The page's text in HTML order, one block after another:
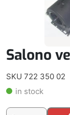
Salono
SKU 722 350 02
in stock
produkto
Alternative: